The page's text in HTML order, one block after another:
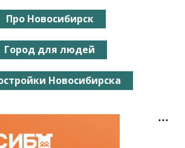
Про Новосибирск
Город для людей
Новосибирска